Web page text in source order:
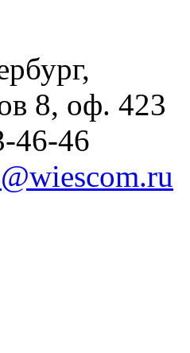
8, оф. 423
46-46